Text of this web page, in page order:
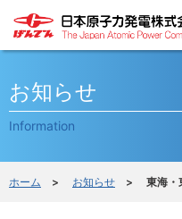
お知らせ
Information
ホーム > お知らせ > 東海・東